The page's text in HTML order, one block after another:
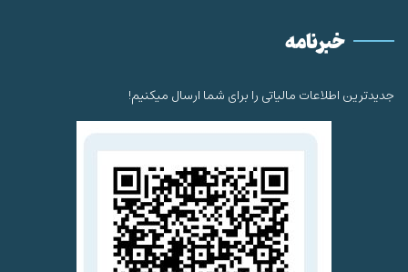
خبرنامه
جدیدترین اطلاعات مالیاتی را برای شما ارسال میکنیم!